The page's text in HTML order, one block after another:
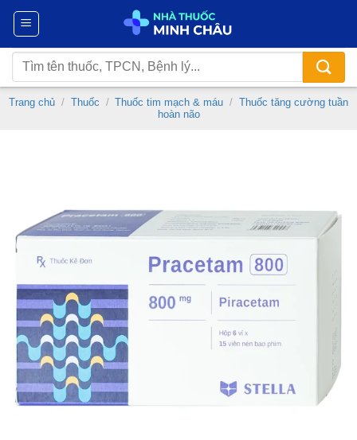
Chuyển
nội
dung
Tìm
kiếm:
Trang chủ / Thuốc / Thuốc tim mạch & máu / Thuốc tăng cường tuần
hoàn não